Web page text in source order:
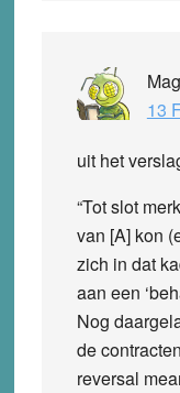
13
uit het
“Tot slot
van [A] kon
zich in dat
aan een
Nog
de
reversal